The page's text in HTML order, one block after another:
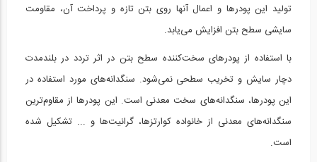
تولید این پودرها و اعمال آنها روی بتن تازه و پرداخت آن، مقاومت
سایشی سطح بتن افزایش می‌یابد.
با استفاده از پودرهای سخت‌کننده سطح بتن در اثر تردد در بلندمدت
دچار سایش و تخریب سطحی نمی‌شود. سنگدانه‌های مورد استفاده در
این پودرها، سنگدانه‌های سخت معدنی است. این پودرها از مقاوم‌ترین
سنگدانه‌های معدنی از خانواده کوارتزها، گرانیت‌ها و ... تشکیل شده
است.